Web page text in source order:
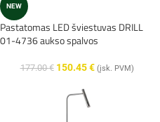
NEW
Pastatomas LED šviestuvas DRILL
01-4736 aukso spalvos
177.00€ 150.45€ (įsk. PVM)